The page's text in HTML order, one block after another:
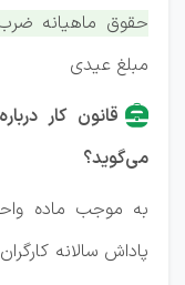
مبلغ عیدی
قانون کار
‌می‌گوید؟
به موجب ماده
پاداش سالانه